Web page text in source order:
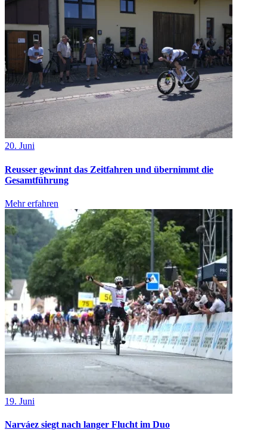
20. Juni
Reusser gewinnt das Zeitfahren und übernimmt die
Gesamtführung
Mehr erfahren
19. Juni
Narváez siegt nach langer Flucht im Duo